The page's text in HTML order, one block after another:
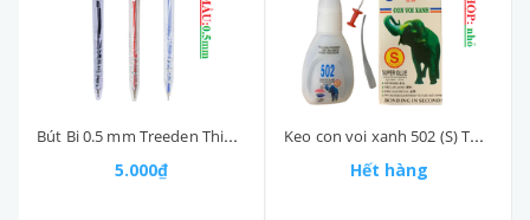
Bút Bi 0.5 mm Treeden Thiên Long TL079
5.000₫
Keo con voi xanh 502 (S) Thuận Phong hộp nhỏ
Hết hàng